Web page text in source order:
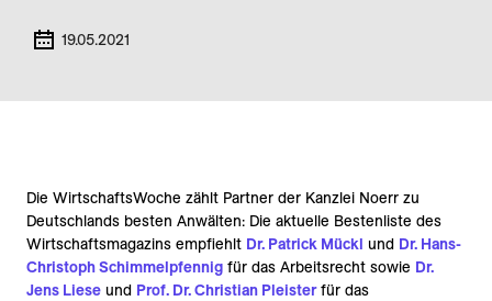
19.05.2021
Die WirtschaftsWoche zählt Partner der Kanzlei Noerr zu
Deutschlands besten Anwälten: Die aktuelle Bestenliste des
Wirtschaftsmagazins empfiehlt Dr. Patrick Mückl und Dr. Hans-
Christoph Schimmelpfennig für das Arbeitsrecht sowie Dr.
Jens Liese und Prof. Dr. Christian Pleisterfür das